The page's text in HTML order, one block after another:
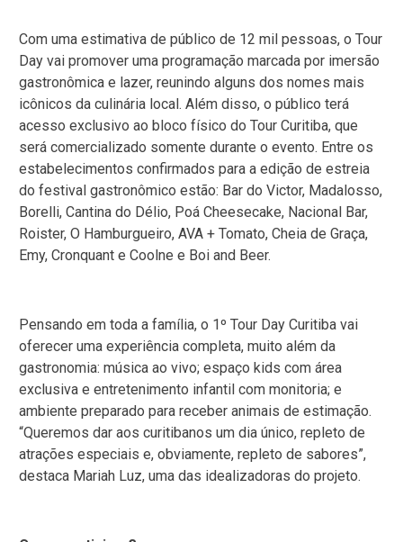
Com uma estimativa de público de 12 mil pessoas, o Tour
Day vai promover uma programação marcada por imersão
gastronômica e lazer, reunindo alguns dos nomes mais
icônicos da culinária local. Além disso, o público terá
acesso exclusivo ao bloco físico do Tour Curitiba, que
será comercializado somente durante o evento. Entre os
estabelecimentos confirmados para a edição de estreia
do festival gastronômico estão: Bar do Victor, Madalosso,
Borelli, Cantina do Délio, Poá Cheesecake, Nacional Bar,
Roister, O Hamburgueiro, AVA + Tomato, Cheia de Graça,
Emy, Cronquant e Coolne e Boi and Beer.
Pensando em toda a família, o 1º Tour Day Curitiba vai
oferecer uma experiência completa, muito além da
gastronomia: música ao vivo; espaço kids com área
exclusiva e entretenimento infantil com monitoria; e
ambiente preparado para receber animais de estimação.
“Queremos dar aos curitibanos um dia único, repleto de
atrações especiais e, obviamente, repleto de sabores”,
destaca Mariah Luz, uma das idealizadoras do projeto.